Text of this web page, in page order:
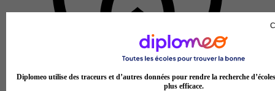
Diplomeo utilise des traceurs et d’autres données pour rendre la recherche
plus efficace.